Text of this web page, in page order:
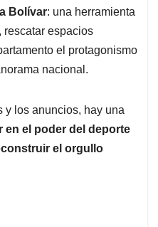
Bolívar: una herramienta
rescatar espacios
el protagonismo
nacional.
y los anuncios, hay una
en el poder del deporte
el orgullo